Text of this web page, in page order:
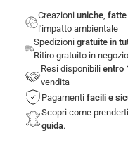
Creazioniuniche,fatte
l'impatto ambientale
Spedizioni gratuite in
Ritiro gratuito in
Resi disponibili entro
vendita
Pagamenti facili e
Scopri come
guida.